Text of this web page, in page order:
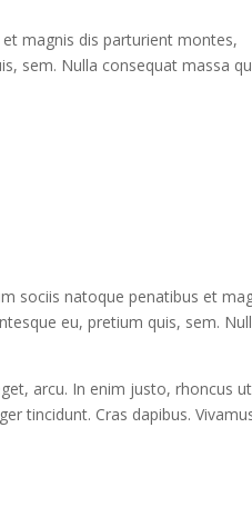
magnis dis parturient montes,
sem. Nulla consequat massa
sociis natoque penatibus et
eu, pretium quis, sem.
arcu. In enim justo, rhoncus
tincidunt. Cras dapibus.